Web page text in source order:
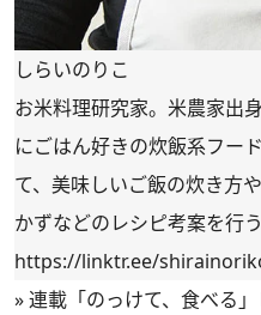
しらいのりこ
お米料理研究家。米農家出
にごはん好きの炊飯系フー
て、美味しいご飯の炊き方
かずなどのレシピ考案を行う
https://linktr.ee/
»連載「のっけて、食べる